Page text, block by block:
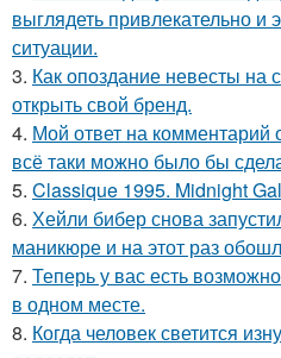
выглядеть привлекательно и
ситуации.
3. Как опоздание невесты на
открыть свой бренд.
4. Мой ответ на комментарий
всё таки можно было бы
5. Classique 1995. Midnight
6. Хейли бибер снова
маникюре и на этот раз
7. Теперь у вас есть
в одном месте.
8. Когда человек светится